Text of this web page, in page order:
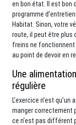
en bon état. Il est bon
programme
Habitat. Sinon, votre
route, il peut être plus
freins ne fonctionnent
au point de devoir en
Une
régulière
L’exercice n’est
manger correctement
ce n’est pas différent